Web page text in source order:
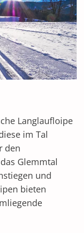
Langlaufloipe
im Tal
den
Glemmtal
und
bieten